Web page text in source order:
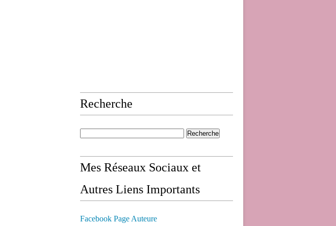
Recherche
Mes Réseaux Sociaux et
Autres Liens Importants
Facebook Page Auteure